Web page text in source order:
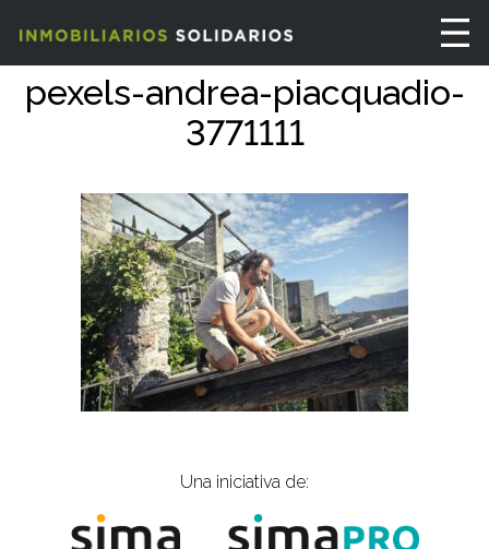
pexels-andrea-piacquadio-
3771111
Una iniciativa de: